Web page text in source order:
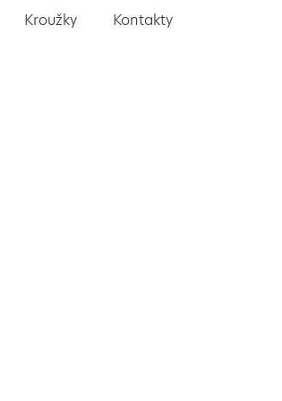
Kroužky Kontakty